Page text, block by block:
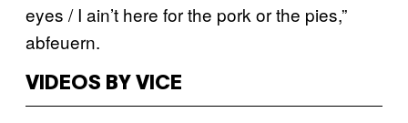
eyes / I ain’t here for the pork or the pies,”
abfeuern.
VIDEOS BY VICE